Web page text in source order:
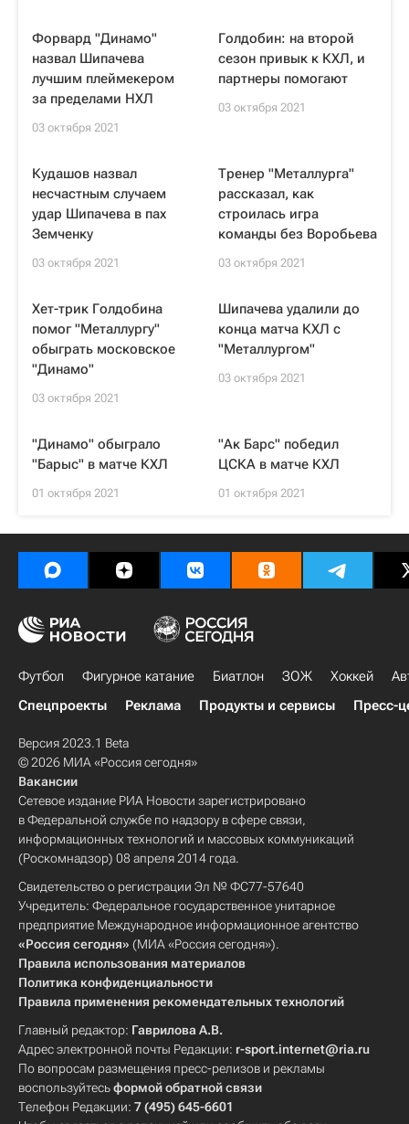
Форвард "Динамо"
назвал Шипачева
лучшим плеймекером
за пределами НХЛ
03 октября 2021
Голдобин: на второй
сезон привык к КХЛ, и
партнеры помогают
03 октября 2021
Кудашов назвал
несчастным случаем
удар Шипачева в пах
Земченку
03 октября 2021
Тренер "Металлурга"
рассказал, как
строилась игра
команды без Воробьева
03 октября 2021
Хет-трик Голдобина
помог "Металлургу"
обыграть московское
"Динамо"
03 октября 2021
Шипачева удалили до
конца матча КХЛ с
"Металлургом"
03 октября 2021
"Динамо" обыграло
"Барыс" в матче КХЛ
01 октября 2021
"Ак Барс" победил
ЦСКА в матче КХЛ
01 октября 2021
Футбол Фигурное катание Биатлон ЗОЖ Хоккей
Спецпроекты
Реклама Продукты и сервисы Пресс-
Версия 2023.1 Beta
© 2026 МИА «Россия сегодня»
Вакансии
Сетевое издание РИА Новости зарегистрировано
в Федеральной службе по надзору в сфере связи,
информационных технологий и массовых коммуникаций
(Роскомнадзор) 08 апреля 2014 года.
Свидетельство о регистрации Эл № ФС77-57640
Учредитель: Федеральное государственное унитарное
предприятие Международное информационное агентство
«Россия сегодня» (МИА «Россия сегодня»).
Правила использования материалов
Политика конфиденциальности
Правила применения рекомендательных технологий
Главный редактор: Гаврилова А.В.
Адрес электронной почты Редакции: r-sport.internet@ria.ru
По вопросам размещения пресс-релизов и рекламы
воспользуйтесьформой обратной связи
Телефон Редакции: 7 (495) 645-6601